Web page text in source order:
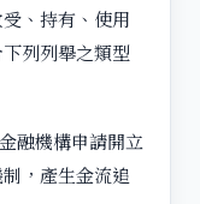
、持有、使用
列列舉之類型
融機構申請開立
，產生金流追